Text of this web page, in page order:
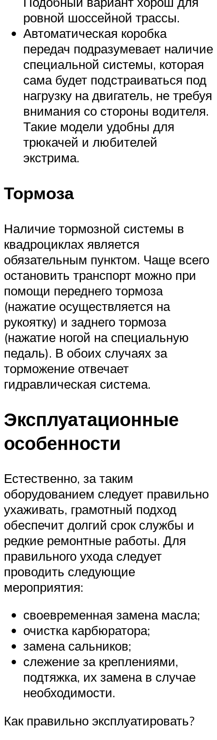
ровной шоссейной трассы.
Автоматическая коробка
передач подразумевает наличие
специальной системы, которая
сама будет подстраиваться под
нагрузку на двигатель, не требуя
внимания со стороны водителя.
Такие модели удобны для
трюкачей и любителей
экстрима.
Тормоза
Наличие тормозной системы в
квадроциклах является
обязательным пунктом. Чаще всего
остановить транспорт можно при
помощи переднего тормоза
(нажатие осуществляется на
рукоятку) и заднего тормоза
(нажатие ногой на специальную
педаль). В обоих случаях за
торможение отвечает
гидравлическая система.
Эксплуатационные
особенности
Естественно, за таким
оборудованием следует правильно
ухаживать, грамотный подход
обеспечит долгий срок службы и
редкие ремонтные работы. Для
правильного ухода следует
проводить следующие
мероприятия:
своевременная замена масла;
очистка карбюратора;
замена сальников;
слежение за креплениями,
подтяжка, их замена в случае
необходимости.
Как правильно эксплуатировать?